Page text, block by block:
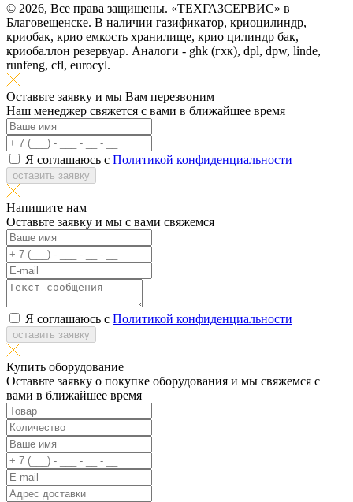
© 2026, Все права защищены. «ТЕХГАЗСЕРВИС» в
Благовещенске. В наличии газификатор, криоцилиндр,
криобак, крио емкость хранилище, крио цилиндр бак,
криобаллон резервуар. Аналоги - ghk (гхк), dpl, dpw, linde,
runfeng, cfl, eurocyl.
Оставьте заявку и мы Вам перезвоним
Наш менеджер свяжется с вами в ближайшее время
Я соглашаюсь с Политикой конфиденциальности
оставить заявку
Напишите нам
Оставьте заявку и мы с вами свяжемся
Я соглашаюсь с Политикой конфиденциальности
оставить заявку
Купить оборудование
Оставьте заявку о покупке оборудования и мы свяжемся с
вами в ближайшее время